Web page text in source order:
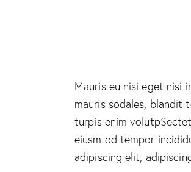
Mauris eu nisi eget nisi
mauris sodales,
turpis enim
eiusm od tempor
adipiscing elit,